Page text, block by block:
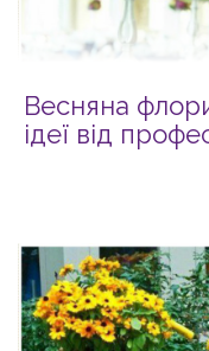
Весняна
ідеї від